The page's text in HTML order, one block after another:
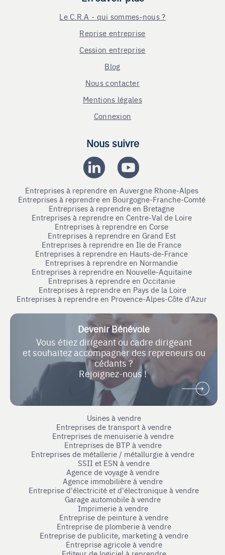
Le C.R.A - qui sommes-nous ?
Reprise entreprise
Cession entreprise
Blog
Nous contacter
Mentions légales
Connexion
Nous suivre
Entreprises à reprendre en Auvergne Rhone-Alpes
Entreprises à reprendre en Bourgogne-Franche-Comté
Entreprises à reprendre en Bretagne
Entreprises à reprendre en Centre-Val de Loire
Entreprises à reprendre en Corse
Entreprises à reprendre en Grand Est
Entreprises à reprendre en Ile de France
Entreprises à reprendre en Hauts-de-France
Entreprises à reprendre en Normandie
Entreprises à reprendre en Nouvelle-Aquitaine
Entreprises à reprendre en Occitanie
Entreprises à reprendre en Pays de la Loire
Entreprises à reprendre en Provence-Alpes-Côte d'Azur
Devenir Bénévole
Vous étiez dirigeant ou cadre dirigeant
et souhaitez accompagner des repreneurs ou
cédants ?
Rejoignez-nous !
Usines à vendre
Entreprises de transport à vendre
Entreprises de menuiserie à vendre
Entreprises de BTP à vendre
Entreprises de métallerie / métallurgie à vendre
SSII et ESN à vendre
Agence de voyage à vendre
Agence immobilière à vendre
Entreprise d'électricité et d'électronique à vendre
Garage automobile à vendre
Imprimerie à vendre
Entreprise de peinture à vendre
Entreprise de plomberie à vendre
Entreprise de publicite, marketing à vendre
Entreprise agricole à vendre